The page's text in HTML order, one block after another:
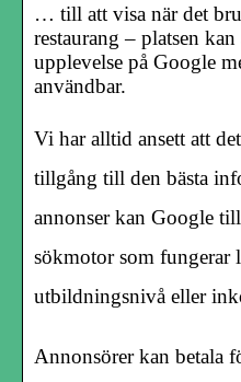
… till att visa när det
restaurang – platsen
upplevelse på Google
användbar.
Vi har alltid ansett att
tillgång till den bästa
annonser kan Google
sökmotor som fungerar
utbildningsnivå eller
Annonsörer kan betala